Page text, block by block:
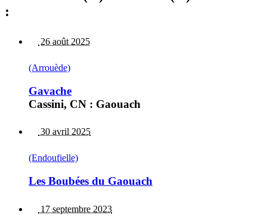
:
26 août 2025
(Arrouède)
Gavache
Cassini, CN : Gaouach
30 avril 2025
(Endoufielle)
Les Boubées du Gaouach
17 septembre 2023